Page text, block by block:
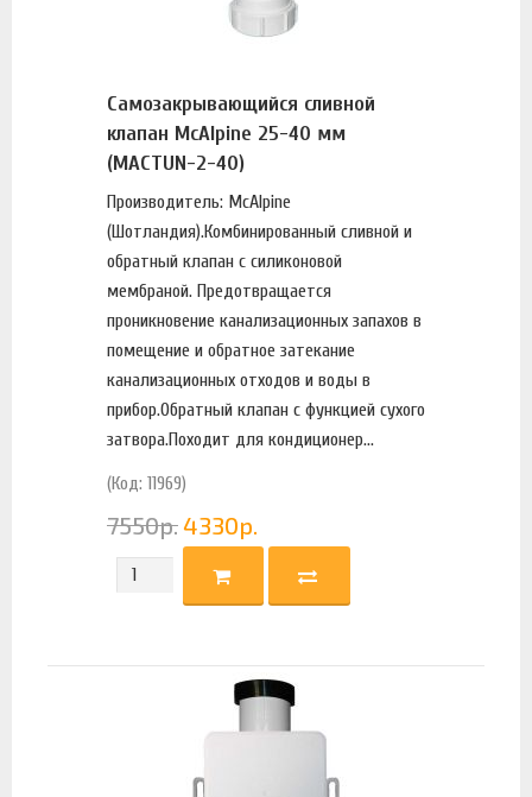
Самозакрывающийся сливной
клапан McAlpine 25-40 мм
(MACTUN-2-40)
Производитель: McAlpine
(Шотландия).Комбинированный сливной и
обратный клапан с силиконовой
мембраной. Предотвращается
проникновение канализационных запахов в
помещение и обратное затекание
канализационных отходов и воды в
прибор.Обратный клапан с функцией сухого
затвора.Походит для кондиционер...
(Код: 11969)
7550р.4330р.